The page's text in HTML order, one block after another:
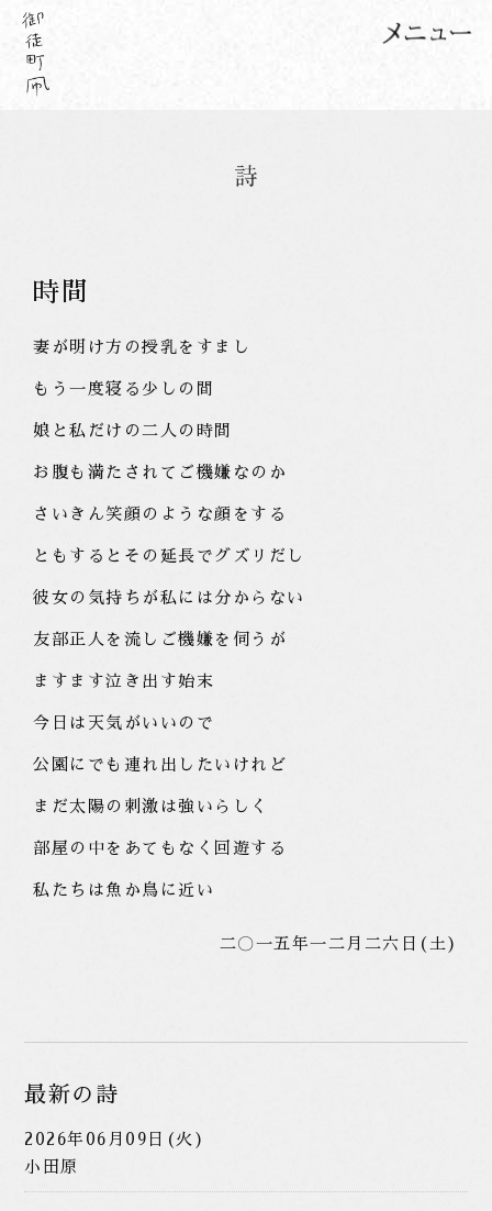
時間
妻が明け方の授乳をすまし
もう一度寝る少しの間
娘と私だけの二人の時間
お腹も満たされてご機嫌なのか
さいきん笑顔のような顔をする
ともするとその延長でグズリだし
彼女の気持ちが私には分からない
友部正人を流しご機嫌を伺うが
ますます泣き出す始末
今日は天気がいいので
公園にでも連れ出したいけれど
まだ太陽の刺激は強いらしく
部屋の中をあてもなく回遊する
私たちは魚か鳥に近い
二〇一五年一二月二六日(土)
最新の詩
2026年06月09日(火)
小田原